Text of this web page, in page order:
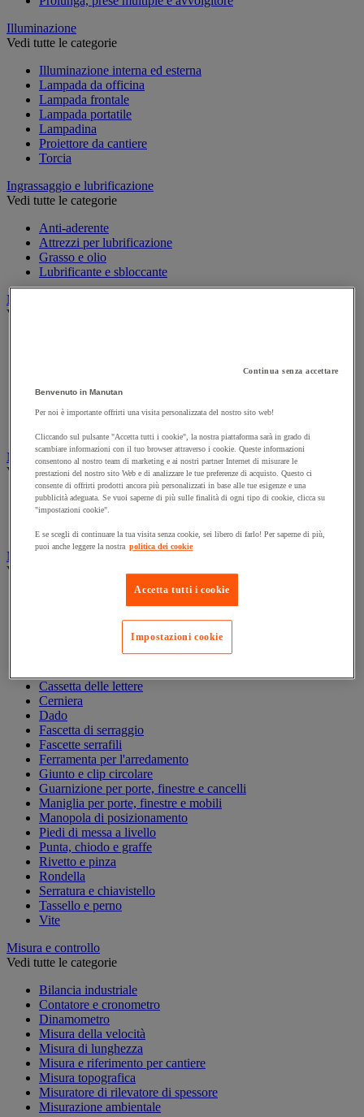
Illuminazione
Vedi tutte le categorie
Illuminazione interna ed esterna
Lampada da officina
Lampada frontale
Lampada portatile
Lampadina
Proiettore da cantiere
Torcia
Ingrassaggio e lubrificazione
Vedi tutte le categorie
Anti-aderente
Attrezzi per lubrificazione
Grasso e olio
Lubrificante e sbloccante
Marcatura
Vedi tutte le categorie
Reperimento
Materiali per la finitura e l'edilizia
Vedi tutte le categorie
Cemento, calcestruzzo e conglomerato bituminoso
Colla e pareti da pavimento
Mortaio
Minuteria
Vedi tutte le categorie
Calamita di fissaggio
Cassetta delle lettere
Cerniera
Dado
Fascetta di serraggio
Fascette serrafili
Ferramenta per l'arredamento
Giunto e clip circolare
Guarnizione per porte, finestre e cancelli
Maniglia per porte, finestre e mobili
Manopola di posizionamento
Piedi di messa a livello
Punta, chiodo e graffe
Rivetto e pinza
Rondella
Serratura e chiavistello
Tassello e perno
Vite
Misura e controllo
Vedi tutte le categorie
Bilancia industriale
Contatore e cronometro
Dinamometro
Misura della velocità
Misura di lunghezza
Misura e riferimento per cantiere
Misura topografica
Misuratore di rilevatore di spessore
Misurazione ambientale
Continua senza accettare
Benvenuto in Manutan
Per noi è importante offrirti una visita personalizzata del nostro sito web!
Cliccando sul pulsante "Accetta tutti i cookie", la nostra piattaforma sarà in grado di
scambiare informazioni con il tuo browser attraverso i cookie. Queste informazioni
consentono al nostro team di marketing e ai nostri partner Internet di misurare le
prestazioni del nostro sito Web e di analizzare le tue preferenze di acquisto. Questo ci
consente di offrirti prodotti ancora più personalizzati in base alle tue esigenze e una
pubblicità adeguata. Se vuoi saperne di più sulle finalità di ogni tipo di cookie, clicca su
"impostazioni cookie".
E se scegli di continuare la tua visita senza cookie, sei libero di farlo! Per saperne di più,
puoi anche leggere la nostra politica dei cookie
Accetta tutti i cookie
Impostazioni cookie